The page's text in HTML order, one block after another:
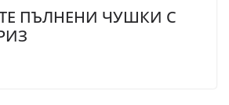
ПЪЛНЕНИ ЧУШКИ С